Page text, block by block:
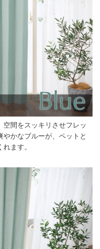
間をスッキリさせフレッ
かなブルーが、ペットと
ます。